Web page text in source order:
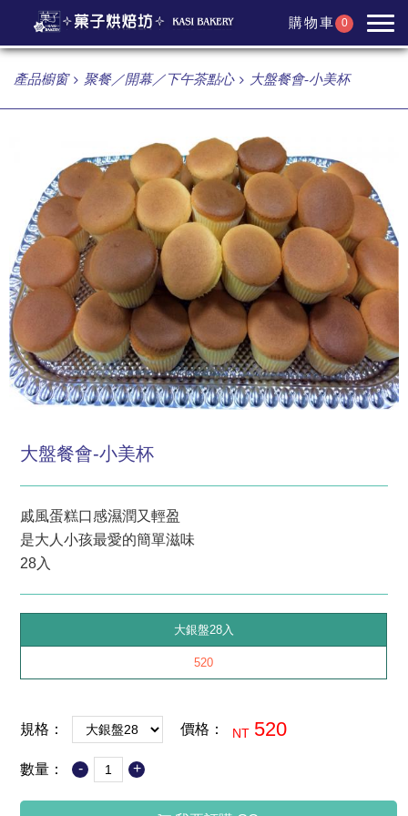
購物車 0
產品櫥窗 聚餐／開幕／下午茶點心 大盤餐會-小美杯
大盤餐會-小美杯
戚風蛋糕口感濕潤又輕盈
是大人小孩最愛的簡單滋味
28入
大銀盤28入
520
規格： 價格： NT 520
數量： - +